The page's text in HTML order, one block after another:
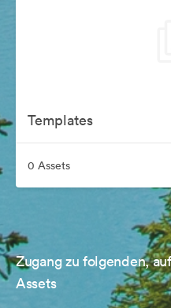
Templates
0 Assets
Zugang zu folgenden,
Assets